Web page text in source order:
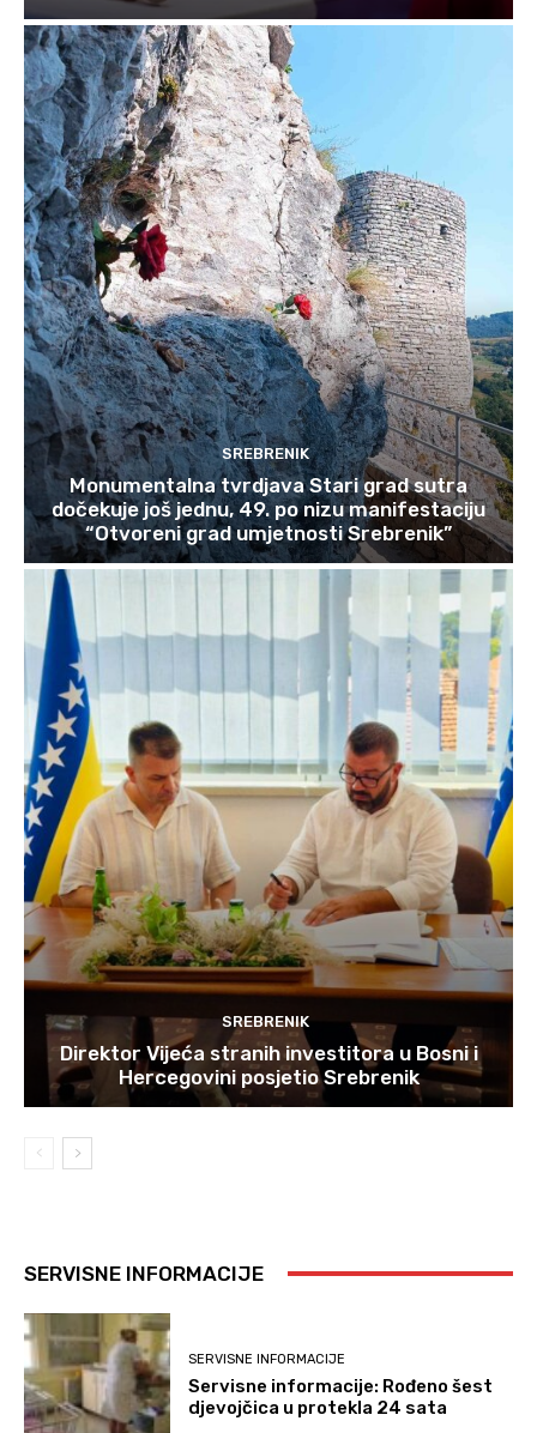
SREBRENIK
Monumentalna tvrdjava Stari grad sutra
dočekuje još jednu, 49. po nizu manifestaciju
“Otvoreni grad umjetnosti Srebrenik”
SREBRENIK
Direktor Vijeća stranih investitora u Bosni i
Hercegovini posjetio Srebrenik
SERVISNE INFORMACIJE
SERVISNE INFORMACIJE
Servisne informacije: Rođeno šest
djevojčica u protekla 24 sata